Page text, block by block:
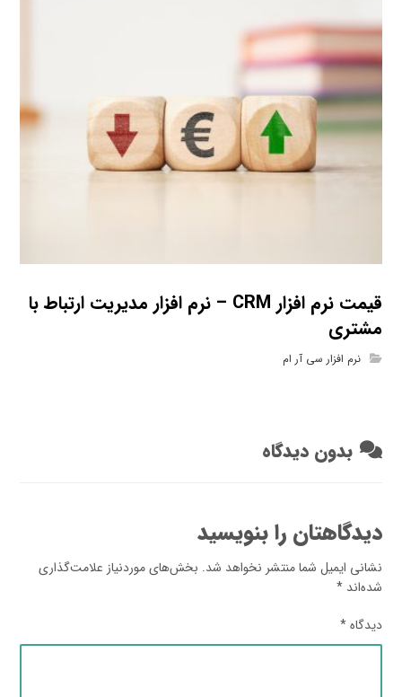
قیمت نرم افزار CRM – نرم افزار مدیریت ارتباط با
مشتری
نرم افزار سی آر ام
بدون دیدگاه
دیدگاهتان را بنویسید
نشانی ایمیل شما منتشر نخواهد شد. بخش‌های موردنیاز علامت‌گذاری
شده‌اند*
دیدگاه*